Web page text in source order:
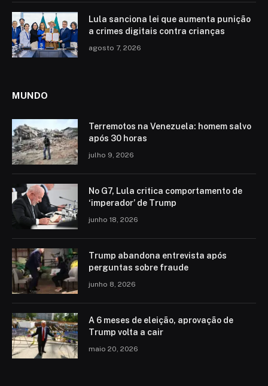
Lula sanciona lei que aumenta punição
a crimes digitais contra crianças
agosto 7, 2026
MUNDO
Terremotos na Venezuela: homem salvo
após 30 horas
julho 9, 2026
No G7, Lula critica comportamento de
‘imperador’ de Trump
junho 18, 2026
Trump abandona entrevista após
perguntas sobre fraude
junho 8, 2026
A 6 meses de eleição, aprovação de
Trump volta a cair
maio 20, 2026